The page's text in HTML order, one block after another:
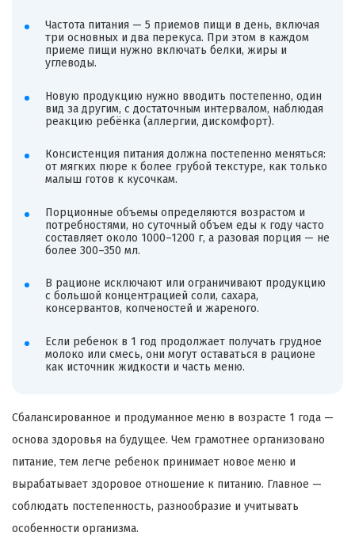
Частота питания — 5 приемов пищи в день, включая
три основных и два перекуса. При этом в каждом
приеме пищи нужно включать белки, жиры и
углеводы.
Новую продукцию нужно вводить постепенно, один
вид за другим, с достаточным интервалом, наблюдая
реакцию ребёнка (аллергии, дискомфорт).
Консистенция питания должна постепенно меняться:
от мягких пюре к более грубой текстуре, как только
малыш готов к кусочкам.
Порционные объемы определяются возрастом и
потребностями, но суточный объем еды к году часто
составляет около 1000–1200 г, а разовая порция — не
более 300–350 мл.
В рационе исключают или ограничивают продукцию
с большой концентрацией соли, сахара,
консервантов, копченостей и жареного.
Если ребенок в 1 год продолжает получать грудное
молоко или смесь, они могут оставаться в рационе
как источник жидкости и часть меню.
Сбалансированное и продуманное меню в возрасте 1 года —
основа здоровья на будущее. Чем грамотнее организовано
питание, тем легче ребенок принимает новое меню и
вырабатывает здоровое отношение к питанию. Главное —
соблюдать постепенность, разнообразие и учитывать
особенности организма.